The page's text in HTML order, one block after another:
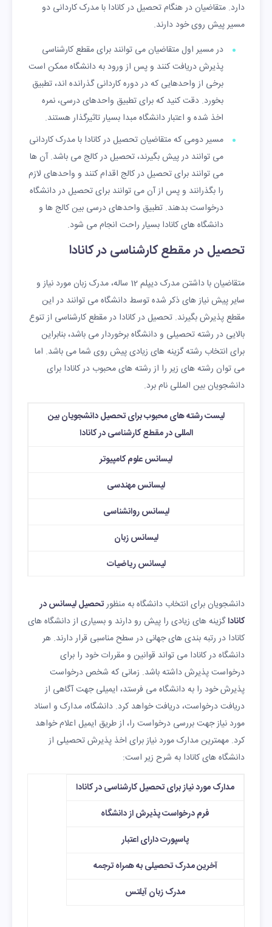
دارد. متقاضیان در هنگام تحصیل در کانادا با مدرک کاردانی دو
مسیر پیش روی خود دارند.
در مسیر اول متقاضیان می توانند برای مقطع کارشناسی
پذیرش دریافت کنند و پس از ورود به دانشگاه ممکن است
برخی از واحدهایی که در دوره کاردانی گذرانده اند، تطبیق
بخورد. دقت کنید که برای تطبیق واحدهای درسی، نمره
اخذ شده و اعتبار دانشگاه مبدا بسیار تاثیرگذار هستند.
مسیر دومی که متقاضیان تحصیل در کانادا با مدرک کاردانی
می توانند در پیش بگیرند، تحصیل در کالج می باشد. آن ها
می توانند برای تحصیل در کالج اقدام کنند و واحدهای لازم
را بگذرانند و پس از آن می توانند برای تحصیل در دانشگاه
درخواست بدهند. تطبیق واحدهای درسی بین کالج ها و
دانشگاه های کانادا بسیار راحت انجام می شود.
تحصیل در مقطع کارشناسی در کانادا
متقاضیان با داشتن مدرک دیپلم 12 ساله، مدرک زبان مورد نیاز و
سایر پیش نیاز های ذکر شده توسط دانشگاه می توانند در این
مقطع پذیرش بگیرند. تحصیل در کانادا در مقطع کارشناسی از تنوع
بالایی در رشته تحصیلی و دانشگاه برخوردار می باشد، بنابراین
برای انتخاب رشته گزینه های زیادی پیش روی شما می باشد. اما
می توان رشته های زیر را از رشته های محبوب در کانادا برای
دانشجویان بین المللی نام برد.
لیست رشته های محبوب برای تحصیل دانشجویان بین
المللی در مقطع کارشناسی در کانادا
لیسانس علوم کامپیوتر
لیسانس مهندسی
لیسانس روانشناسی
لیسانس زبان
لیسانس ریاضیات
دانشجویان برای انتخاب دانشگاه به منظورتحصیل لیسانس در
کاناداگزینه های زیادی را پیش رو دارند و بسیاری از دانشگاه های
کانادا در رتبه بندی های جهانی در سطح مناسبی قرار دارند. هر
دانشگاه در کانادا می تواند قوانین و مقررات خود را برای
درخواست پذیرش داشته باشد. زمانی که شخص درخواست
پذیرش خود را به دانشگاه می فرستد، ایمیلی جهت آگاهی از
دریافت درخواست، دریافت خواهد کرد. دانشگاه، مدارک و اسناد
مورد نیاز جهت بررسی درخواست را، از طریق ایمیل اعلام خواهد
کرد. مهمترین مدارک مورد نیاز برای اخذ پذیرش تحصیلی از
دانشگاه های کانادا به شرح زیر است:
مدارک مورد نیاز برای تحصیل کارشناسی در کانادا
فرم درخواست پذیرش از دانشگاه
پاسپورت دارای اعتبار
آخرین مدرک تحصیلی به همراه ترجمه
مدرک زبان آیلتس